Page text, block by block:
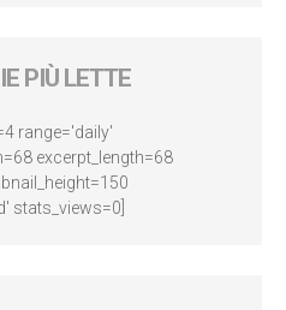
PIÙ LETTE
range='daily'
excerpt_length=68
stats_views=0]